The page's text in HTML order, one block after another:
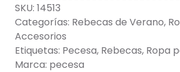
SKU: 14513
Categorías: Rebecas de Verano,
Accesorios
Etiquetas: Pecesa, Rebecas, Ropa
Marca: pecesa